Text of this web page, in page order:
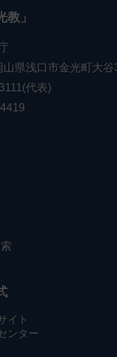
」
山県浅口市金光町大谷
代表)
イト
ンター